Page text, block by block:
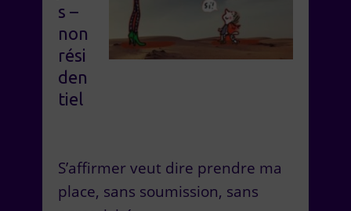
s –
non
rési
den
tiel
S’affirmer veut dire prendre ma
place, sans soumission, sans